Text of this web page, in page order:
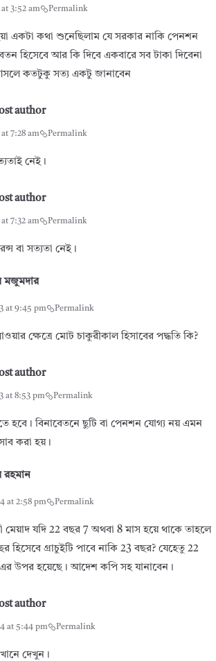
at 3:52 am Permalink
একটা কথা শুনেছিলাম যে সরকার নাকি পেনশন
হিসেবে আর কি দিবে একবারে সব টাকা দিবেনা
কতটুকু সত্য একটু জানাবেন
author
at 7:28 am Permalink
নেই।
author
at 7:32 am Permalink
বা সত্যতা নেই।
মজুমদার
at 9:45 pm Permalink
ক্ষেত্রে মোট চাকুরীকাল হিসাবের পদ্ধতি কি?
author
at 8:53 pm Permalink
হবে। বিনাবেতনে ছুটি বা পেনশন যোগ্য নয় এমন
করা হয়।
রহমান
at 2:58 pm Permalink
মেয়াদ যদি 22 বছর 7 অথবা 8 মাস হয়ে থাকে তাহলে
হিসেবে গ্রাচুইটি পাবে নাকি 23 বছর? যেহেতু 22
উপর হয়েছে। আদেশ কপি সহ যানাবেন।
author
at 5:44 pm Permalink
দেখুন।